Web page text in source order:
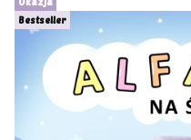
Bestseller